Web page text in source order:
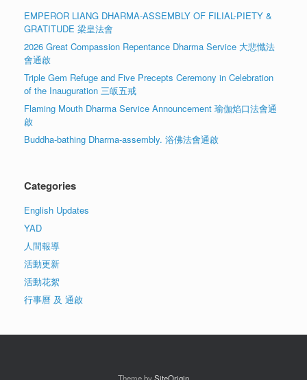
EMPEROR LIANG DHARMA-ASSEMBLY OF FILIAL-PIETY &
GRATITUDE 梁皇法會
2026 Great Compassion Repentance Dharma Service 大悲懺法
會通啟
Triple Gem Refuge and Five Precepts Ceremony in Celebration
of the Inauguration 三皈五戒
Flaming Mouth Dharma Service Announcement 瑜伽焰口法會通
啟
Buddha-bathing Dharma-assembly. 浴佛法會通啟
Categories
English Updates
YAD
人間報導
活動更新
活動花絮
行事曆 及 通啟